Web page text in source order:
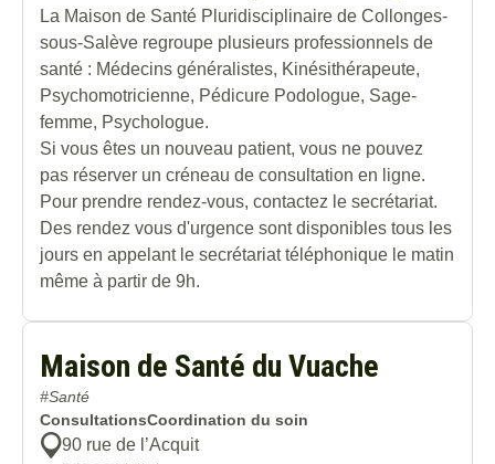
La Maison de Santé Pluridisciplinaire de Collonges-
sous-Salève regroupe plusieurs professionnels de
santé : Médecins généralistes, Kinésithérapeute,
Psychomotricienne, Pédicure Podologue, Sage-
femme, Psychologue.
Si vous êtes un nouveau patient, vous ne pouvez
pas réserver un créneau de consultation en ligne.
Pour prendre rendez-vous, contactez le secrétariat.
Des rendez vous d'urgence sont disponibles tous les
jours en appelant le secrétariat téléphonique le matin
même à partir de 9h.
Maison de Santé du Vuache
#Santé
ConsultationsCoordination du soin
90 rue de l’Acquit